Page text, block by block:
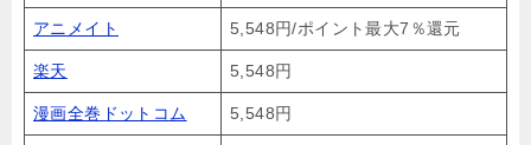
アニメイト 5,548円/ポイント最大7％還元
楽天 5,548円
漫画全巻ドットコム 5,548円